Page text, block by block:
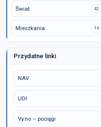
Świat 42
Mieszkania 16
Przydatne linki
NAV
UDI
Vy.no – pociągi